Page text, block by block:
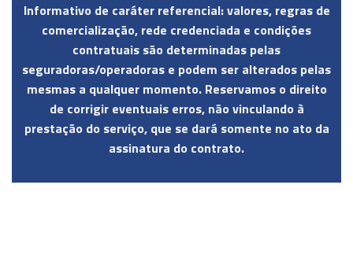
Informativo de caráter referencial: valores, regras de
comercialização, rede credenciada e condições
contratuais são determinadas pelas
seguradoras/operadoras e podem ser alterados pelas
mesmas a qualquer momento. Reservamos o direito
de corrigir eventuais erros, não vinculando à
prestação do serviço, que se dará somente no ato da
assinatura do contrato.